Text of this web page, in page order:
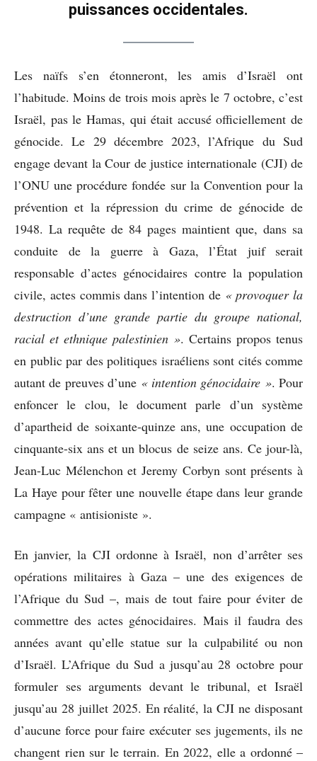
puissances occidentales.
Les naïfs s’en étonneront, les amis d’Israël ont
l’habitude. Moins de trois mois après le 7 octobre, c’est
Israël, pas le Hamas, qui était accusé officiellement de
génocide. Le 29 décembre 2023, l’Afrique du Sud
engage devant la Cour de justice internationale (CJI) de
l’ONU une procédure fondée sur la Convention pour la
prévention et la répression du crime de génocide de
1948. La requête de 84 pages maintient que, dans sa
conduite de la guerre à Gaza, l’État juif serait
responsable d’actes génocidaires contre la population
civile, actes commis dans l’intention de « provoquer la
destruction d’une grande partie du groupe national,
racial et ethnique palestinien ». Certains propos tenus
en public par des politiques israéliens sont cités comme
autant de preuves d’une « intention génocidaire ». Pour
enfoncer le clou, le document parle d’un système
d’apartheid de soixante-quinze ans, une occupation de
cinquante-six ans et un blocus de seize ans. Ce jour-là,
Jean-Luc Mélenchon et Jeremy Corbyn sont présents à
La Haye pour fêter une nouvelle étape dans leur grande
campagne « antisioniste ».
En janvier, la CJI ordonne à Israël, non d’arrêter ses
opérations militaires à Gaza – une des exigences de
l’Afrique du Sud –, mais de tout faire pour éviter de
commettre des actes génocidaires. Mais il faudra des
années avant qu’elle statue sur la culpabilité ou non
d’Israël. L’Afrique du Sud a jusqu’au 28 octobre pour
formuler ses arguments devant le tribunal, et Israël
jusqu’au 28 juillet 2025. En réalité, la CJI ne disposant
d’aucune force pour faire exécuter ses jugements, ils ne
changent rien sur le terrain. En 2022, elle a ordonné –